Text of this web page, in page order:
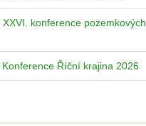
konference pozemkových
Říční krajina 2026